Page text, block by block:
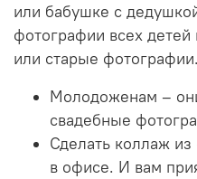
или бабушке с
фотографии всех детей
или старые фотографии.
Молодоженам –
свадебные
Сделать коллаж
в офисе. И вам